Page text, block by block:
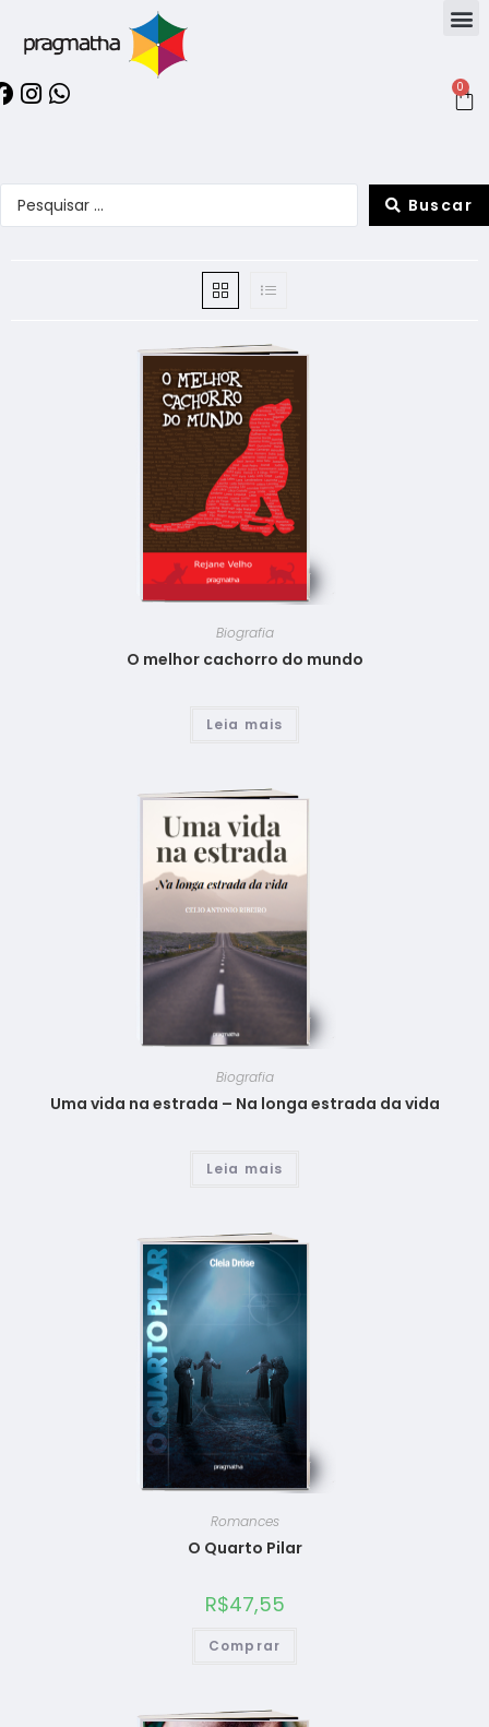
0
Buscar
Biografia
O melhor cachorro do mundo
Leia mais
Biografia
Uma vida na estrada – Na longa estrada da vida
Leia mais
Romances
O Quarto Pilar
R$47,55
Comprar